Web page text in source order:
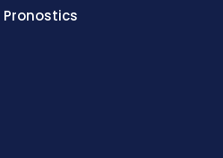
Pronostics